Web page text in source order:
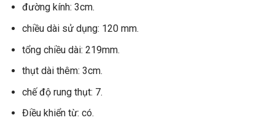
đường kính: 3cm.
chiều dài sử dụng: 120 mm.
tổng chiều dài: 219mm.
thụt dài thêm: 3cm.
chế độ rung thụt: 7.
Điều khiển từ: có.